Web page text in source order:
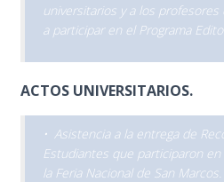
universitarios y a los
a participar en el Programa
ACTOS UNIVERSITARIOS.
• Asistencia a la entrega de
Estudiantes que participaron
la Feria Nacional de San Marcos.